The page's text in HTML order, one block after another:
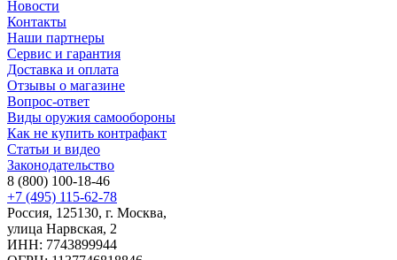
Новости
Контакты
Наши партнеры
Сервис и гарантия
Доставка и оплата
Отзывы о магазине
Вопрос-ответ
Виды оружия самообороны
Как не купить контрафакт
Статьи и видео
Законодательство
8 (800) 100-18-46
+7 (495) 115-62-78
Россия, 125130, г. Москва,
улица Нарвская, 2
ИНН: 7743899944